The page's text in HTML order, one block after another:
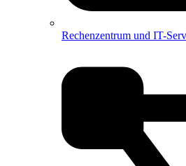
Rechenzentrum und IT-